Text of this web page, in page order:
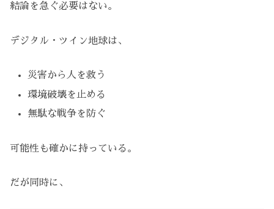
結論を急ぐ必要はない。
デジタル・ツイン地球は、
災害から人を救う
環境破壊を止める
無駄な戦争を防ぐ
可能性も確かに持っている。
だが同時に、